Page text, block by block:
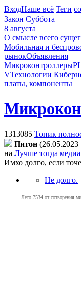
ВходНаше всё Теги
Закон Суббота
8 августа
О смысле всего
Мобильная и
рынокОбъявления
Микроконтроллеры
VТехнологии
платы, компоненты
1313085 Топик
Питoн (26.05.2023
на Лучше тогда
Имхо долго, если
Не долго.
Лето 7534 от сотворения